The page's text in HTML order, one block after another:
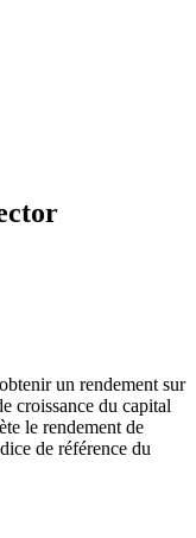
un rendement sur
croissance du capital
le rendement de
de référence du